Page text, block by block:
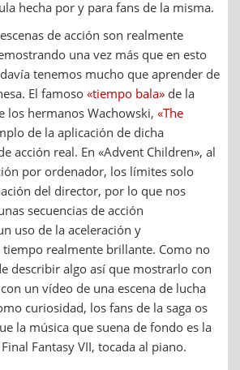
hecha por y para fans de la misma.
de acción son realmente
una vez más que en esto
tenemos mucho que aprender de
El famoso «tiempo bala» de la
los hermanos Wachowski, «The
de la aplicación de dicha
acción real. En «Advent Children», al
por ordenador, los límites solo
del director, por lo que nos
secuencias de acción
uso de la aceleración y
tiempo realmente brillante. Como no
describir algo así que mostrarlo con
un vídeo de una escena de lucha
curiosidad, los fans de la saga os
la música que suena de fondo es la
Fantasy VII, tocada al piano.